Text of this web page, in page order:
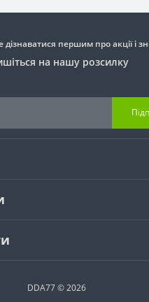
дізнаватися першим про акції і
на нашу розсилку
DDA77 © 2026